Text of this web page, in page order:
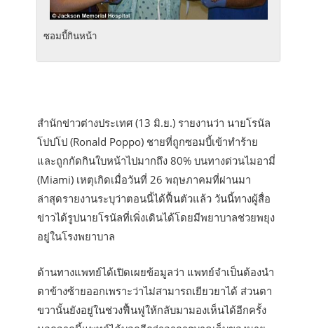
ซอมบี้กินหน้า
สำนักข่าวต่างประเทศ (13 มิ.ย.) รายงานว่า นายโรนัล
โปปโป (Ronald Poppo) ชายที่ถูกซอมบี้เข้าทำร้าย
และถูกกัดกินใบหน้าไปมากถึง 80% บนทางด่วนไมอามี่
(Miami) เหตุเกิดเมื่อวันที่ 26 พฤษภาคมที่ผ่านมา
ล่าสุดรายงานระบุว่าตอนนี้ได้ฟื้นตัวแล้ว วันนี้ทางผู้สื่อ
ข่าวได้รูปนายโรนัลที่เพิ่งเดินได้โดยมีพยาบาลช่วยพยุง
อยู่ในโรงพยาบาล
ด้านทางแพทย์ได้เปิดเผยข้อมูลว่า แพทย์จำเป็นต้องนำ
ตาข้างซ้ายออกเพราะว่าไม่สามารถเยียวยาได้ ส่วนตา
ขวานั้นยังอยู่ในช่วงฟื้นฟูให้กลับมามองเห็นได้อีกครั้ง